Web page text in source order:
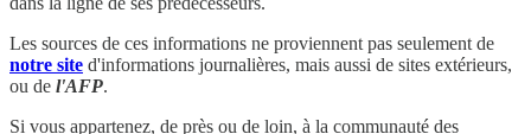
Les sources de ces informations ne proviennent pas seulement de
notre site d'informations journalières, mais aussi de sites extérieurs,
ou de l'AFP.
Si vous appartenez, de près ou de loin, à la communauté des